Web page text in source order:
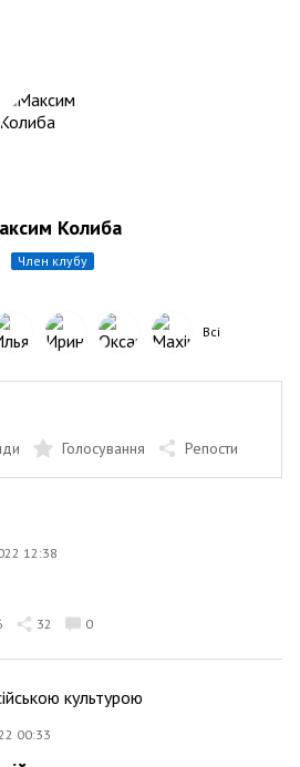
Колиба
член клубу
Всі
Голосування Репости
12:38
32 0
00:33